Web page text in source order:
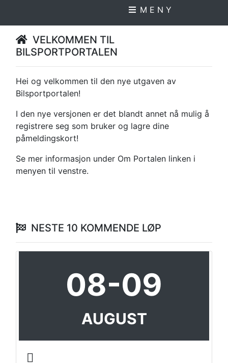
M E N Y
VELKOMMEN TIL
BILSPORTPORTALEN
Hei og velkommen til den nye utgaven av
Bilsportportalen!
I den nye versjonen er det blandt annet nå mulig å
registrere seg som bruker og lagre dine
påmeldingskort!
Se mer informasjon under Om Portalen linken i
menyen til venstre.
NESTE 10 KOMMENDE LØP
08-09
AUGUST